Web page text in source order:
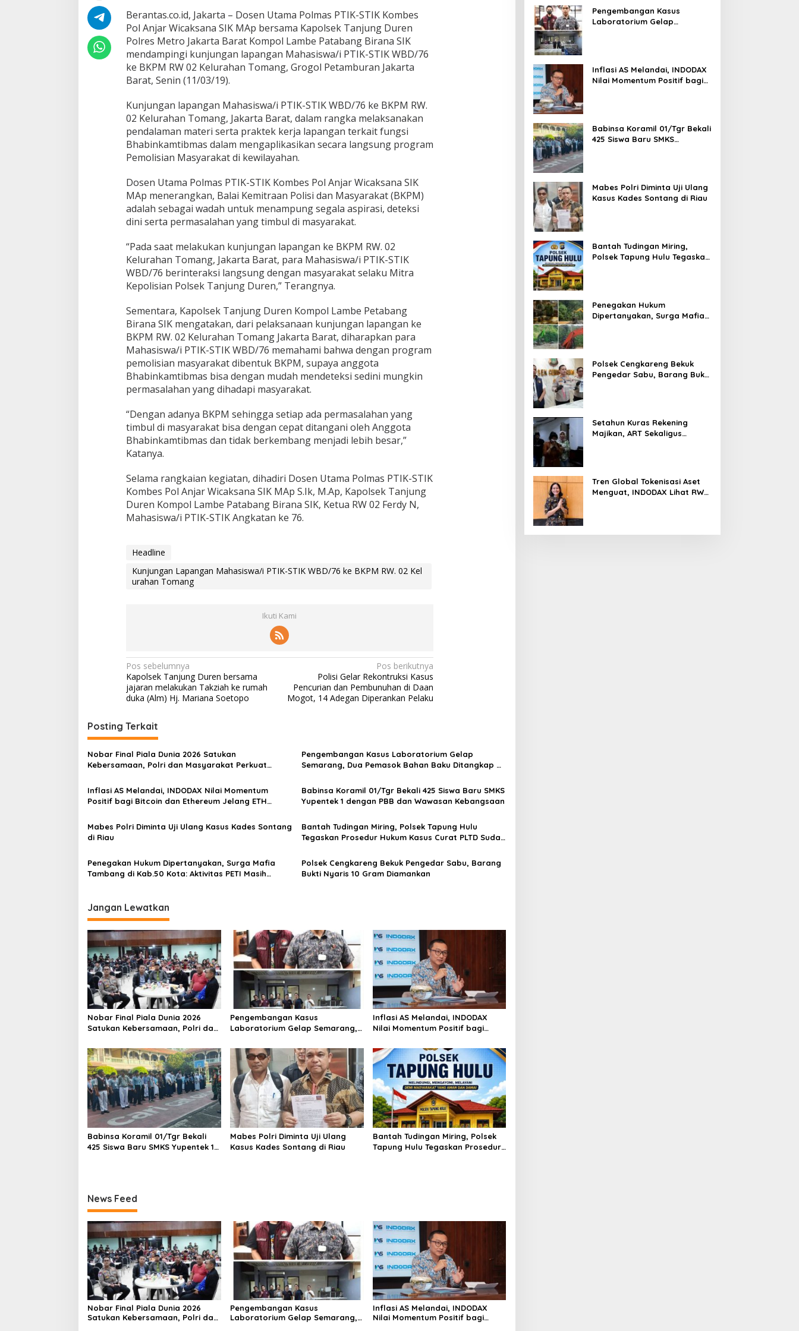
M
a
a
s
i
s
/
i
P
T
I
K
S
T
I
K
W
D
/
7
6
k
B
K
P
M
R
W
.
0
K
e
u
h
a
n
T
o
Berantas.co.id, Jakarta – Dosen Utama Polmas PTIK-STIK Kombes
Pol Anjar Wicaksana SIK MAp bersama Kapolsek Tanjung Duren
Polres Metro Jakarta Barat Kompol Lambe Patabang Birana SIK
mendampingi kunjungan lapangan Mahasiswa/i PTIK-STIK WBD/76
ke BKPM RW 02 Kelurahan Tomang, Grogol Petamburan Jakarta
Barat, Senin (11/03/19).
Kunjungan lapangan Mahasiswa/i PTIK-STIK WBD/76 ke BKPM RW.
02 Kelurahan Tomang, Jakarta Barat, dalam rangka melaksanakan
pendalaman materi serta praktek kerja lapangan terkait fungsi
Bhabinkamtibmas dalam mengaplikasikan secara langsung program
Pemolisian Masyarakat di kewilayahan.
Dosen Utama Polmas PTIK-STIK Kombes Pol Anjar Wicaksana SIK
MAp menerangkan, Balai Kemitraan Polisi dan Masyarakat (BKPM)
adalah sebagai wadah untuk menampung segala aspirasi, deteksi
dini serta permasalahan yang timbul di masyarakat.
“Pada saat melakukan kunjungan lapangan ke BKPM RW. 02
Kelurahan Tomang, Jakarta Barat, para Mahasiswa/i PTIK-STIK
WBD/76 berinteraksi langsung dengan masyarakat selaku Mitra
Kepolisian Polsek Tanjung Duren,” Terangnya.
Sementara, Kapolsek Tanjung Duren Kompol Lambe Petabang
Birana SIK mengatakan, dari pelaksanaan kunjungan lapangan ke
BKPM RW. 02 Kelurahan Tomang Jakarta Barat, diharapkan para
Mahasiswa/i PTIK-STIK WBD/76 memahami bahwa dengan program
pemolisian masyarakat dibentuk BKPM, supaya anggota
Bhabinkamtibmas bisa dengan mudah mendeteksi sedini mungkin
permasalahan yang dihadapi masyarakat.
“Dengan adanya BKPM sehingga setiap ada permasalahan yang
timbul di masyarakat bisa dengan cepat ditangani oleh Anggota
Bhabinkamtibmas dan tidak berkembang menjadi lebih besar,”
Katanya.
Selama rangkaian kegiatan, dihadiri Dosen Utama Polmas PTIK-STIK
Kombes Pol Anjar Wicaksana SIK MAp S.Ik, M.Ap, Kapolsek Tanjung
Duren Kompol Lambe Patabang Birana SIK, Ketua RW 02 Ferdy N,
Mahasiswa/i PTIK-STIK Angkatan ke 76.
Headline
Kunjungan Lapangan Mahasiswa/i PTIK-STIK WBD/76 ke BKPM RW. 02 Kel
urahan Tomang
Ikuti Kami
N
a
v
i
g
a
s
i
p
o
s
Pos sebelumnya
Kapolsek Tanjung Duren bersama
jajaran melakukan Takziah ke rumah
duka (Alm) Hj. Mariana Soetopo
Pos berikutnya
Polisi Gelar Rekontruksi Kasus
Pencurian dan Pembunuhan di Daan
Mogot, 14 Adegan Diperankan Pelaku
Posting Terkait
Nobar Final Piala Dunia 2026 Satukan
Kebersamaan, Polri dan Masyarakat Perkuat
Pengembangan Kasus Laboratorium Gelap
Semarang, Dua Pemasok Bahan Baku Ditangkap di
Inflasi AS Melandai, INDODAX Nilai Momentum
Positif bagi Bitcoin dan Ethereum Jelang ETH
Babinsa Koramil 01/Tgr Bekali 425 Siswa Baru SMKS
Yupentek 1 dengan PBB dan Wawasan Kebangsaan
Mabes Polri Diminta Uji Ulang Kasus Kades Sontang
di Riau
Bantah Tudingan Miring, Polsek Tapung Hulu
Tegaskan Prosedur Hukum Kasus Curat PLTD Sudah
Penegakan Hukum Dipertanyakan, Surga Mafia
Tambang di Kab.50 Kota: Aktivitas PETI Masih
Polsek Cengkareng Bekuk Pengedar Sabu, Barang
Bukti Nyaris 10 Gram Diamankan
Jangan Lewatkan
Nobar Final Piala Dunia 2026
Satukan Kebersamaan, Polri dan
di Jakarta Barat
Pengembangan Kasus
Laboratorium Gelap Semarang,
Ditangkap di Cakung Hingga Sita
1,5 Ton Bahan Baku
Inflasi AS Melandai, INDODAX
Nilai Momentum Positif bagi
Genesis Day
Babinsa Koramil 01/Tgr Bekali
425 Siswa Baru SMKS Yupentek 1
Mabes Polri Diminta Uji Ulang
Kasus Kades Sontang di Riau
Bantah Tudingan Miring, Polsek
Tapung Hulu Tegaskan Prosedur
News Feed
Nobar Final Piala Dunia 2026
Satukan Kebersamaan, Polri dan
Pengembangan Kasus
Laboratorium Gelap Semarang,
Inflasi AS Melandai, INDODAX
Nilai Momentum Positif bagi
Pengembangan Kasus
Laboratorium Gelap
Bahan Baku
Inflasi AS Melandai, INDODAX
Nilai Momentum Positif bagi
Babinsa Koramil 01/Tgr Bekali
425 Siswa Baru SMKS
Mabes Polri Diminta Uji Ulang
Kasus Kades Sontang di Riau
Bantah Tudingan Miring,
Polsek Tapung Hulu Tegaskan
Penegakan Hukum
Dipertanyakan, Surga Mafia
Rusak
Polsek Cengkareng Bekuk
Pengedar Sabu, Barang Bukti
Setahun Kuras Rekening
Majikan, ART Sekaligus
Tren Global Tokenisasi Aset
Menguat, INDODAX Lihat RWA